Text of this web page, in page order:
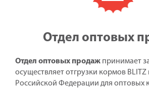
Отдел оптовых
Отдел оптовых продаж принимает
осуществляет отгрузки кормов
Российской Федерации для оптовых